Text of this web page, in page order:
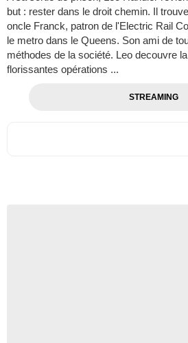
but : rester dans le droit chemin. Il
oncle Franck, patron de l'Electric Rail
le metro dans le Queens. Son ami de
méthodes de la société. Leo decouvre
florissantes opérations ...
STREAMING